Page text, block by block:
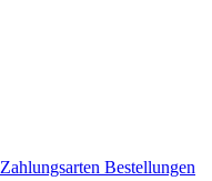
Zahlungsarten Bestellungen